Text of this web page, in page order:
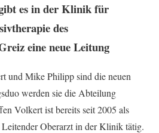
es in der Klinik für
des
eine neue Leitung
und Mike Philipp sind die neuen
werden sie die Abteilung
Volkert ist bereits seit 2005 als
Oberarzt in der Klinik tätig.